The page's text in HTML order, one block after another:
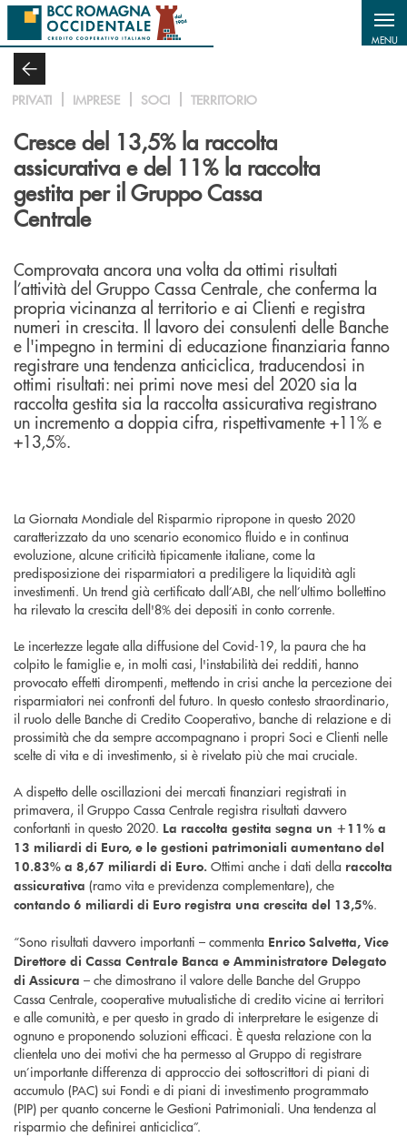
Salta al contenuto principale
MENU
PRIVATI IMPRESE SOCI TERRITORIO
Cresce del 13,5% la raccolta
assicurativa e del 11% la raccolta
gestita per il Gruppo Cassa
Centrale
Comprovata ancora una volta da ottimi risultati
l’attività del Gruppo Cassa Centrale, che conferma la
propria vicinanza al territorio e ai Clienti e registra
numeri in crescita. Il lavoro dei consulenti delle Banche
e l'impegno in termini di educazione finanziaria fanno
registrare una tendenza anticiclica, traducendosi in
ottimi risultati: nei primi nove mesi del 2020 sia la
raccolta gestita sia la raccolta assicurativa registrano
un incremento a doppia cifra, rispettivamente +11% e
+13,5%.
La Giornata Mondiale del Risparmio ripropone in questo 2020
caratterizzato da uno scenario economico fluido e in continua
evoluzione, alcune criticità tipicamente italiane, come la
predisposizione dei risparmiatori a prediligere la liquidità agli
investimenti. Un trend già certificato dall’ABI, che nell’ultimo bollettino
ha rilevato la crescita dell'8% dei depositi in conto corrente.
Le incertezze legate alla diffusione del Covid-19, la paura che ha
colpito le famiglie e, in molti casi, l'instabilità dei redditi, hanno
provocato effetti dirompenti, mettendo in crisi anche la percezione dei
risparmiatori nei confronti del futuro. In questo contesto straordinario,
il ruolo delle Banche di Credito Cooperativo, banche di relazione e di
prossimità che da sempre accompagnano i propri Soci e Clienti nelle
scelte di vita e di investimento, si è rivelato più che mai cruciale.
A dispetto delle oscillazioni dei mercati finanziari registrati in
primavera, il Gruppo Cassa Centrale registra risultati davvero
confortanti in questo 2020. La raccolta gestita segna un +11% a
13 miliardi di Euro, e le gestioni patrimoniali aumentano del
10.83% a 8,67 miliardi di Euro. Ottimi anche i dati della raccolta
assicurativa (ramo vita e previdenza complementare), che
contando 6 miliardi di Euro registra una crescita del 13,5%.
“Sono risultati davvero importanti – commenta Enrico Salvetta, Vice
Direttore di Cassa Centrale Banca e Amministratore Delegato
di Assicura – che dimostrano il valore delle Banche del Gruppo
Cassa Centrale, cooperative mutualistiche di credito vicine ai territori
e alle comunità, e per questo in grado di interpretare le esigenze di
ognuno e proponendo soluzioni efficaci. È questa relazione con la
clientela uno dei motivi che ha permesso al Gruppo di registrare
un’importante differenza di approccio dei sottoscrittori di piani di
accumulo (PAC) sui Fondi e di piani di investimento programmato
(PIP) per quanto concerne le Gestioni Patrimoniali. Una tendenza al
risparmio che definirei anticiclica”.